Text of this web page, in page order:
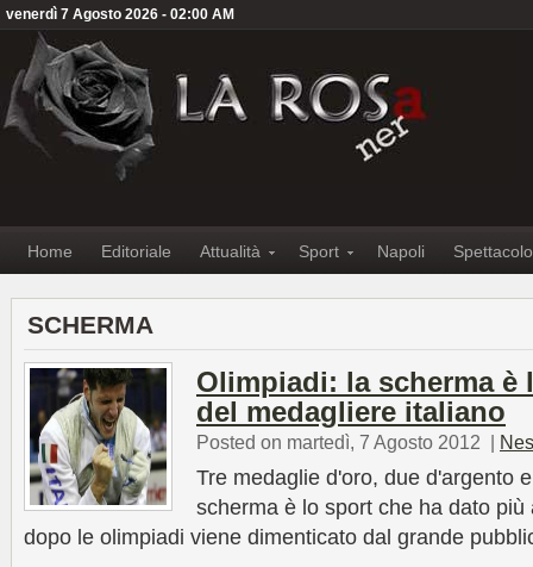
venerdì 7 Agosto 2026 - 02:00 AM
Home Editoriale Attualità Sport Napoli Spettacolo
SCHERMA
Olimpiadi: la scherma
del medagliere italiano
Posted on martedì, 7 Agosto 2012 |
Tre medaglie d'oro, due d'argento
scherma è lo sport che ha dato
dopo le olimpiadi viene dimenticato dal grande